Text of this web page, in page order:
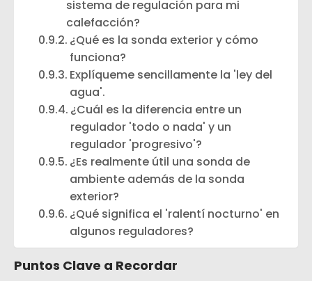
sistema de regulación para mi
calefacción?
¿Qué es la sonda exterior y cómo
funciona?
Explíqueme sencillamente la 'ley del
agua'.
¿Cuál es la diferencia entre un
regulador 'todo o nada' y un
regulador 'progresivo'?
¿Es realmente útil una sonda de
ambiente además de la sonda
exterior?
¿Qué significa el 'ralentí nocturno' en
algunos reguladores?
Puntos Clave a Recordar